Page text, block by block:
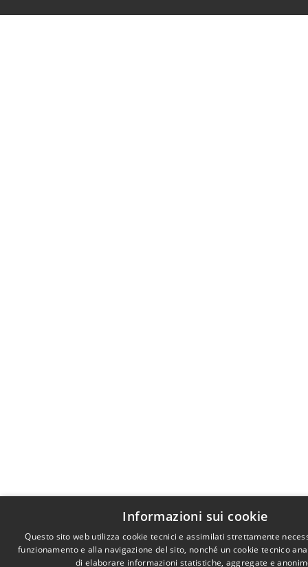
Informazioni sui cookie
Questo sito web utilizza cookie tecnici e assimilati strettamente
funzionamento e alla navigazione del sito, nonché un cookie tecnico
di elaborare informazioni statistiche, aggregate e